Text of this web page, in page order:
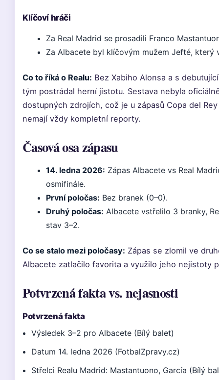
Klíčoví hráči
Za Real Madrid se prosadili Franco
Za Albacete byl klíčovým mužem Jefté, který
Co to říká o Realu: Bez Xabiho Alonsa a s
tým postrádal herní jistotu. Sestava nebyla
dostupných zdrojích, což je u zápasů Copa del
nemají vždy kompletní reporty.
Časová osa zápasu
14. ledna 2026: Zápas Albacete vs Real
osmifinále.
První poločas: Bez branek (0–0).
Druhý poločas: Albacete vstřelilo 3 branky,
stav 3–2.
Co se stalo mezi poločasy: Zápas se zlomil ve
Albacete zatlačilo favorita a využilo jeho nejistoty
Potvrzená fakta vs. nejasnosti
Potvrzená fakta
Výsledek 3–2 pro Albacete (Bílý balet)
Datum 14. ledna 2026 (FotbalZpravy.cz)
Střelci Realu Madrid: Mastantuono, García (Bílý